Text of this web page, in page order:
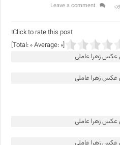
Leave a comment
Click to rate this post!
[Total:
0Average: 0
]